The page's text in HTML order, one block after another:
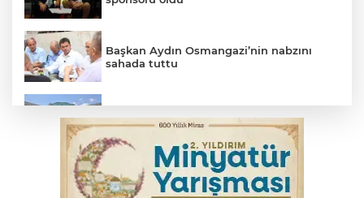
Başkan Aydın Osmangazi’nin nabzını
sahada tuttu
geleceğe taşınacak
İznik Gölü kıyısında 70 milyon yıllık fosil
bulundu